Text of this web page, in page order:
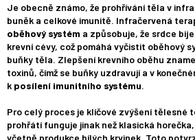
Je obecně známo, že prohřívání těla v
buněk a celkové imunitě. Infračervená
oběhový systém a způsobuje, že srdce
krevní cévy, což pomáhá vyčistit oběhový
buňky těla. Zlepšení krevního oběhu
toxinů, čímž se buňky uzdravují a v
k posílení imunitního systému.
Pro celý proces je klíčové zvýšení tělesné
prohřátí funguje jinak než klasická
včetně produkce bílých krvinek. Toto